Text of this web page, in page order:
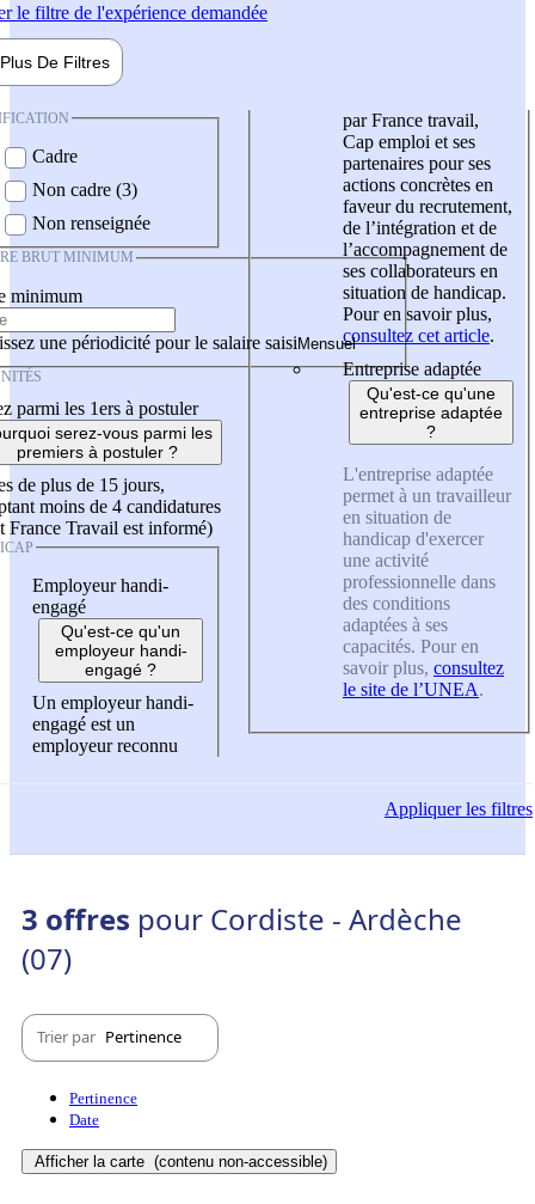
le filtre de l'expérience demandée
Plus De Filtres
Cadre
Non cadre (3)
Non renseignée
BRUT MINIMUM
minimum
une périodicité pour le salaire saisi
parmi les 1ers à postuler
serez-vous parmi les
premiers à postuler ?
de plus de 15 jours,
moins de 4 candidatures
France Travail est informé)
Employeur handi-
engagé
Qu'est-ce qu'un
employeur handi-
engagé ?
Un employeur handi-
engagé est un
employeur reconnu
par France travail,
Cap emploi et ses
partenaires pour ses
actions concrètes en
faveur du recrutement,
de l’intégration et de
l’accompagnement de
ses collaborateurs en
situation de handicap.
Pour en savoir plus,
consultez cet article.
Entreprise adaptée
Qu'est-ce qu'une
entreprise adaptée
?
L'entreprise adaptée
permet à un travailleur
en situation de
handicap d'exercer
une activité
professionnelle dans
des conditions
adaptées à ses
capacités. Pour en
savoir plus, consultez
le site de l’UNEA.
Appliquerles filtres
3 offres pour Cordiste - Ardèche
(07)
Trier par Pertinence
Pertinence
Date
Afficher la carte (contenu non-accessible)